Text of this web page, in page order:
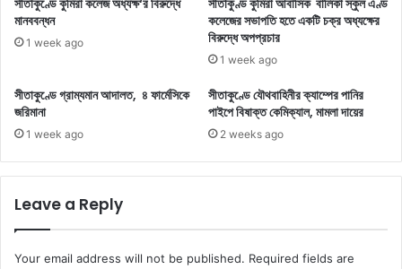
মানববন্ধন
1 week ago
কলেজের সভাপতি হতে একটি চক্র অধ্যক্ষের
বিরুদ্ধে অপপ্রচার
1 week ago
সীতাকুণ্ডে গ্রাম্যমান আদালত, ৪ ফার্মেসিকে
জরিমানা
1 week ago
সীতাকুণ্ডে যৌথবাহিনীর ক্যাম্পের পানির
পাইপে বিষাক্ত কেমিক্যাল, মামলা দায়ের
2 weeks ago
Leave a Reply
Your email address will not be published. Required fields are